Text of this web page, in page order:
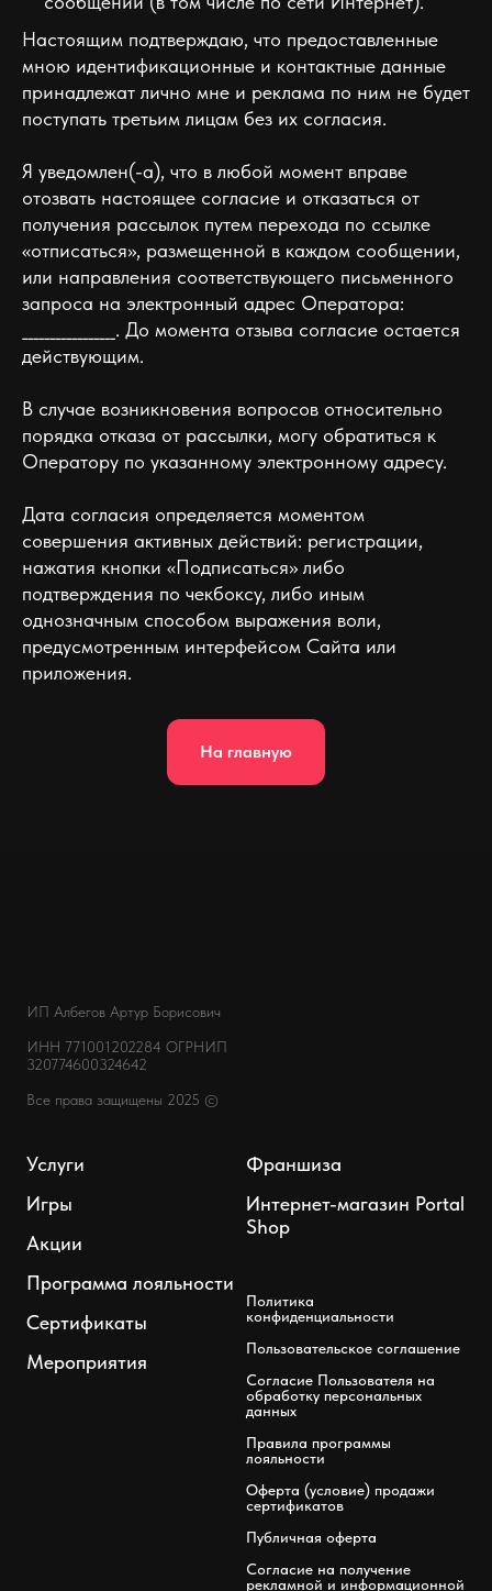
Настоящим подтверждаю, что предоставленные
мною идентификационные и контактные данные
принадлежат лично мне и реклама по ним не будет
поступать третьим лицам без их согласия.
Я уведомлен(-а), что в любой момент вправе
отозвать настоящее согласие и отказаться от
получения рассылок путем перехода по ссылке
«отписаться», размещенной в каждом сообщении,
или направления соответствующего письменного
запроса на электронный адрес Оператора:
_________________. До момента отзыва согласие остается
действующим.
В случае возникновения вопросов относительно
порядка отказа от рассылки, могу обратиться к
Оператору по указанному электронному адресу.
Дата согласия определяется моментом
совершения активных действий: регистрации,
нажатия кнопки «Подписаться» либо
подтверждения по чекбоксу, либо иным
однозначным способом выражения воли,
предусмотренным интерфейсом Сайта или
приложения.
На главную
ИП Албегов Артур Борисович
ИНН 771001202284 ОГРНИП
320774600324642
Все права защищены 2025 ©
Услуги
Игры
Акции
Программа лояльности
Сертификаты
Мероприятия
Франшиза
Интернет-магазин Portal
Shop
Политика
конфиденциальности
Пользовательское соглашение
Согласие Пользователя на
обработку персональных
данных
Правила программы
лояльности
Оферта (условие) продажи
сертификатов
Публичная оферта
Согласие на получение
рекламной и информационной